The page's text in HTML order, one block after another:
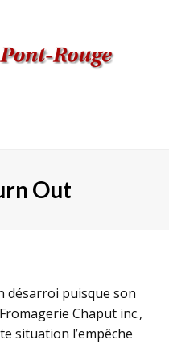
Out
désarroi puisque son
Chaput inc.,
situation l’empêche